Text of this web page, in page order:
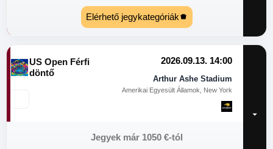
Elérhető jegykategóriák
US Open Férfi
döntő
2026.09.13. 14:00
Arthur Ashe Stadium
Amerikai Egyesült Államok, New York
Jegyek már 1050 €-tól